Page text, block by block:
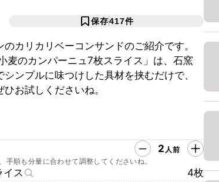
保存417件
カリカリベーコンサンドのご紹介です。
麦のカンパーニュ7枚スライス」は、石窯
ンプルに味つけした具材を挟むだけで、
お試しくださいね。
2 人前
順も分量に合わせて調整してくださいね。
イス
4枚